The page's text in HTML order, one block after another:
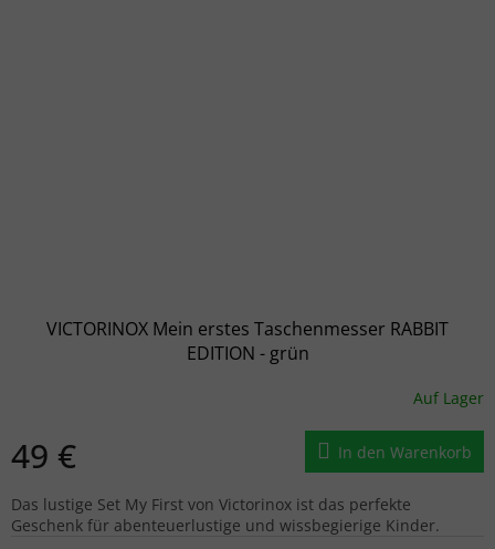
VICTORINOX Mein erstes Taschenmesser RABBIT
EDITION - grün
Auf Lager
49 € In den Warenkorb
Das lustige Set My First von Victorinox ist das perfekte
Geschenk für abenteuerlustige und wissbegierige Kinder.